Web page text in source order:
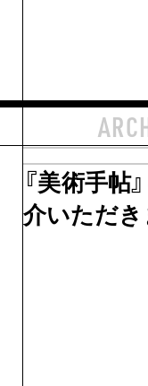
『美術手
介いただき